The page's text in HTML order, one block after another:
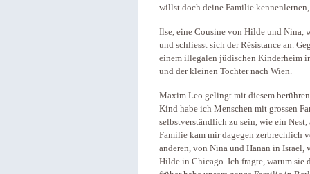
willst doch deine Familie
Ilse, eine Cousine von Hilde und Nina,
und schliesst sich der Résistance an.
einem illegalen jüdischen Kinderheim
und der kleinen Tochter nach Wien.
Maxim Leo gelingt mit diesem
Kind habe ich Menschen mit grossen
selbstverständlich zu sein, wie ein
Familie kam mir dagegen zerbrechlich
anderen, von Nina und Hanan in
Hilde in Chicago. Ich fragte, warum sie